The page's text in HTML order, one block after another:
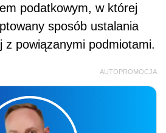
podatkowym, w której
sposób ustalania
z powiązanymi podmiotami.
AUTOPROMOCJA